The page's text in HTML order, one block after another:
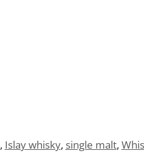
, Islay whisky, single malt,